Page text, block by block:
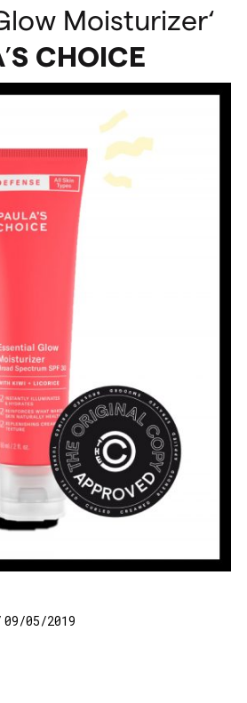
Moisturizer‘
’S CHOICE
09/05/2019